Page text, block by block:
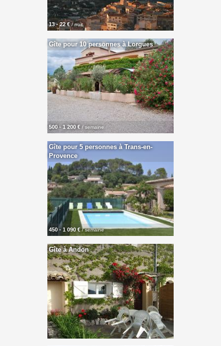
13 - 22 €/ nuit
Gîte pour 10 personnes à Lorgues
500 - 1 200 € / semaine
Gîte pour 5 personnes à Trans-en-
Provence
450 - 1 090 €/ semaine
Gîte à Andon